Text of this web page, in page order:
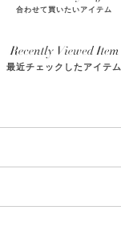
合わせて買いたいアイテム
最近チェックしたアイテム